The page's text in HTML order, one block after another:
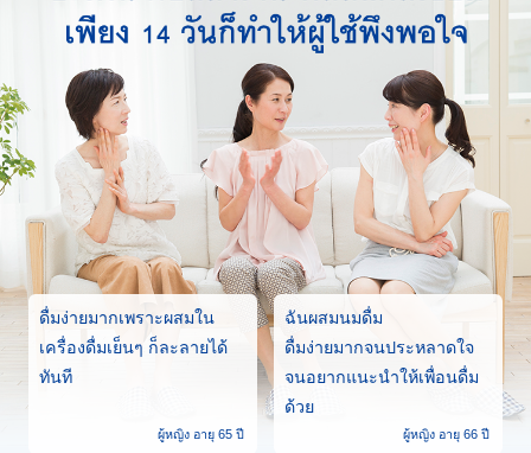
ดื่มง่ายมากเพราะผสมใน
เครื่องดื่มเย็นๆ ก็ละลายได้
ทันที
ผู้หญิง อายุ 65 ปี
ฉันผสมนมดื่ม
ดื่มง่ายมากจนประหลาดใจ
จนอยากแนะนำให้เพื่อนดื่ม
ด้วย
ผู้หญิง อายุ 66 ปี